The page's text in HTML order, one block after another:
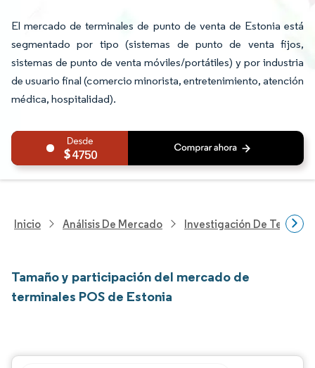
El mercado de terminales de punto de venta de Estonia está
segmentado por tipo (sistemas de punto de venta fijos,
sistemas de punto de venta móviles/portátiles) y por industria
de usuario final (comercio minorista, entretenimiento, atención
médica, hospitalidad).
4750
Inicio Análisis De Mercado Investigación De
Tamaño y participación del mercado de
terminales POS de Estonia